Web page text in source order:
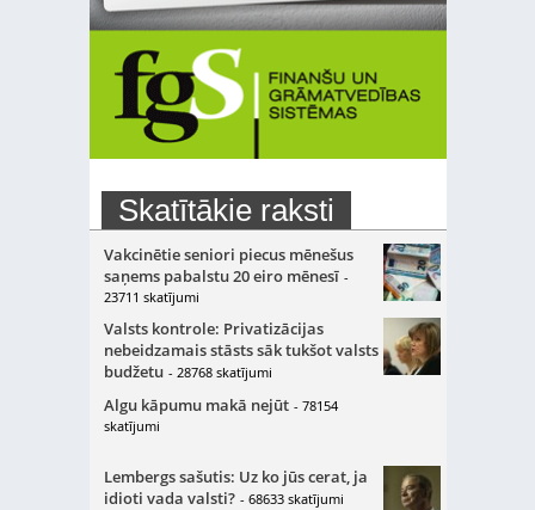
Skatītākie raksti
Vakcinētie seniori piecus mēnešus
saņems pabalstu 20 eiro mēnesī -
23711 skatījumi
Valsts kontrole: Privatizācijas
nebeidzamais stāsts sāk tukšot valsts
budžetu - 28768 skatījumi
Algu kāpumu makā nejūt - 78154
skatījumi
Lembergs sašutis: Uz ko jūs cerat, ja
idioti vada valsti? - 68633 skatījumi